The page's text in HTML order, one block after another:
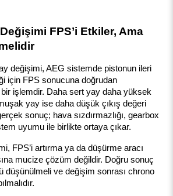
FPS’i Etkiler, Ama
değişimi, AEG sistemde pistonun ileri
için FPS sonucuna doğrudan
işlemdir. Daha sert yay daha yüksek
yay ise daha düşük çıkış değeri
sonuç; hava sızdırmazlığı, gearbox
uyumu ile birlikte ortaya çıkar.
FPS’i artırma ya da düşürme aracı
mucize çözüm değildir. Doğru sonuç
düşünülmeli ve değişim sonrası chrono